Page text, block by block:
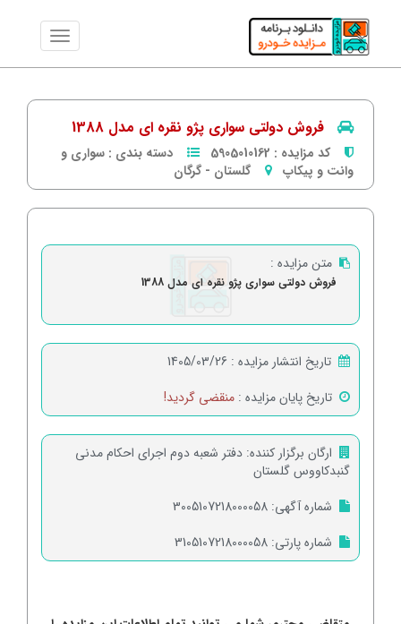
فروش دولتی سواری پژو نقره ای مدل 1388
کد مزایده : 5905010162 دسته بندی : سواری و
وانت و پیکاپ
گلستان - گرگان
متن مزایده :
فروش دولتی سواری پژو نقره ای مدل 1388
تاریخ انتشار مزایده : 1405/03/26
تاریخ پایان مزایده : منقضی گردید!
ارگان برگزار کننده: دفتر شعبه دوم اجرای احکام مدنی
گنبدکاووس گلستان
شماره آگهی: 3005107218000058
شماره پارتی: 3105107218000058